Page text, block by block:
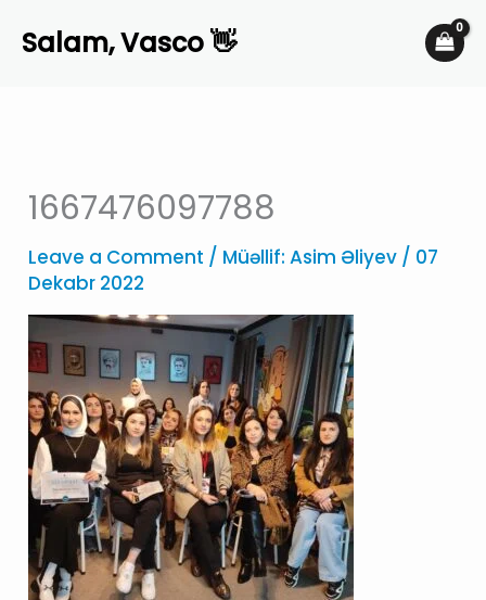
Salam, Vasco 👋
1667476097788
Leave a Comment / Müəllif:Asim Əliyev / 07
Dekabr 2022